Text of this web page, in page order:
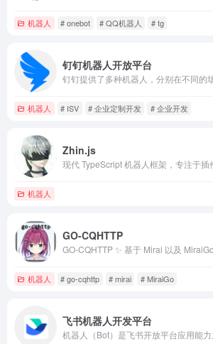
机器人 # onebot # QQ机器人 # tg
钉钉机器人开放平台
钉钉提供了多种机器人，分别在不同的
机器人 # ISV # 企业定制开发 # 企业开发
Zhin.js
机器人
GO-CQHTTP
机器人 # go-cqhttp # mirai # MiraiGo
飞书机器人开发平台